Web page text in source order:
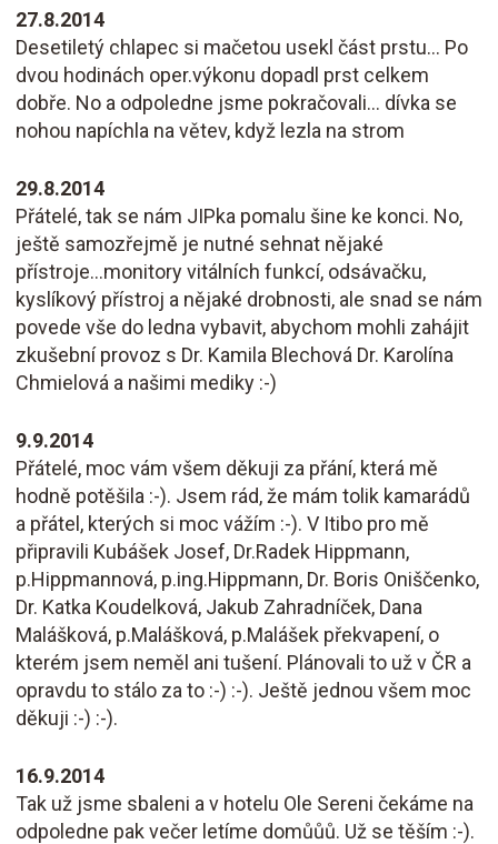
27.8.2014
Desetiletý chlapec si mačetou usekl část prstu... Po
dvou hodinách oper.výkonu dopadl prst celkem
dobře. No a odpoledne jsme pokračovali... dívka se
nohou napíchla na větev, když lezla na strom
29.8.2014
Přátelé, tak se nám JIPka pomalu šine ke konci. No,
ještě samozřejmě je nutné sehnat nějaké
přístroje...monitory vitálních funkcí, odsávačku,
kyslíkový přístroj a nějaké drobnosti, ale snad se nám
povede vše do ledna vybavit, abychom mohli zahájit
zkušební provoz s Dr. Kamila Blechová Dr. Karolína
Chmielová a našimi mediky :-)
9.9.2014
Přátelé, moc vám všem děkuji za přání, která mě
hodně potěšila :-). Jsem rád, že mám tolik kamarádů
a přátel, kterých si moc vážím :-). V Itibo pro mě
připravili Kubášek Josef, Dr.Radek Hippmann,
p.Hippmannová, p.ing.Hippmann, Dr. Boris Oniščenko,
Dr. Katka Koudelková, Jakub Zahradníček, Dana
Malášková, p.Malášková, p.Malášek překvapení, o
kterém jsem neměl ani tušení. Plánovali to už v ČR a
opravdu to stálo za to :-) :-). Ještě jednou všem moc
děkuji :-) :-).
16.9.2014
Tak už jsme sbaleni a v hotelu Ole Sereni čekáme na
odpoledne pak večer letíme domůůů. Už se těším :-).